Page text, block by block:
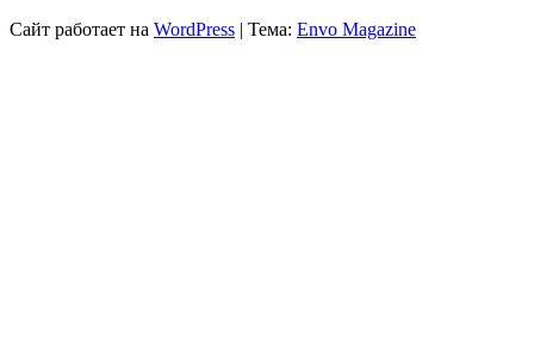
Сайт работает на WordPress | Тема: Envo Magazine